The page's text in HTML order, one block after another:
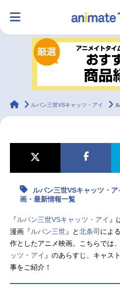
ランキング
ラジオ
最新記事一覧
アニメ記事一覧
アニメ映画一覧
今期アニメ曜日別一覧
春アニメ
animateTimes
ルパン三世VSキャッツ・アイ ル
ルパン三世VSキャッツ・
画・最新情報一覧
『ルパン三世VSキャッツ・アイ 』
漫画『ルパン三世』と北条司 によ
作としたアニメ映画。こちらでは
ッツ・アイ 』のあらすじ、キャス
事をご紹介！